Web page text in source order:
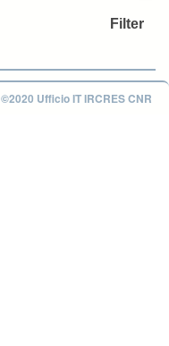
©2020 Ufficio IT IRCRES CNR